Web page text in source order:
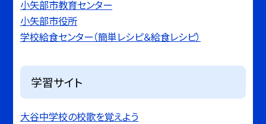
小矢部市教育センター
小矢部市役所
学校給食センター（簡単レシピ＆給食レシピ）
学習サイト
大谷中学校の校歌を覚えよう